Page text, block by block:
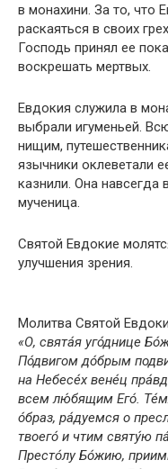
в монахини. За то, что
раскаяться в своих
Господь принял ее
воскрешать мертвых.
Евдокия служила в
выбрали игуменьей.
нищим,
язычники оклеветали
казнили. Она навсегда
мученица.
Святой Евдокие
улучшения зрения.
Молитва Святой
«О, свята́я уго́днице
По́двигом до́брым
на Небесе́х вене́ц
всем лю́бящим Его́.
о́браз, ра́дуемся о
твоего́ и чтим святу́ю
Престо́лу Бо́жию,